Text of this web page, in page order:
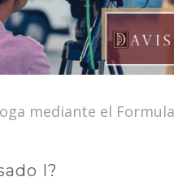
mediante el
I?